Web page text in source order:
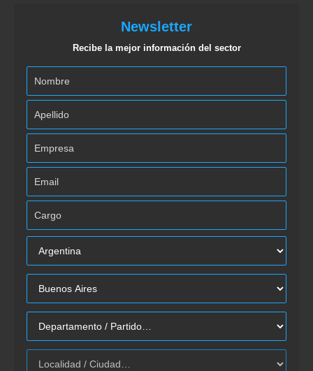
Newsletter
Recibe la mejor información del sector